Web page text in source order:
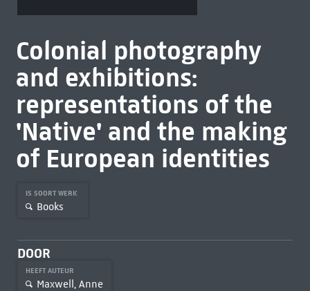
Colonial photography
and exhibitions:
representations of the
'Native' and the making
of European identities
IS SOORT WERK
Books
DOOR
HEEFT AUTEUR
Maxwell, Anne